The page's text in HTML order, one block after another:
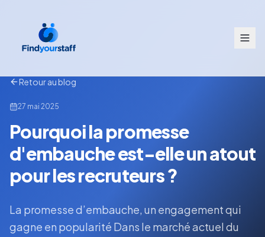
Retour au blog
27 mai 2025
Pourquoi la promesse
d'embauche est-elle un atout
pour les recruteurs ?
La promesse d’embauche, un engagement qui
gagne en popularité Dans le marché actuel du